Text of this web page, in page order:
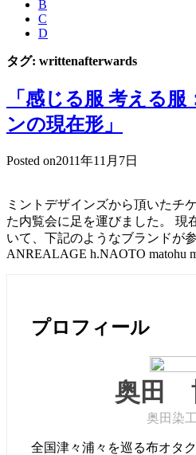
B
C
D
タグ: writtenafterwards
「感じる服 考える
ンの現在形」
Posted on2011年11月7日
ミントデザインズから頂いたチ
た内覧会に足を運びました。 現
いて、下記のようなブランドが
ANREALAGE h.NAOTO matohu
プロフィール
奥田
奥田染
全国津々浦々を巡る布オタ